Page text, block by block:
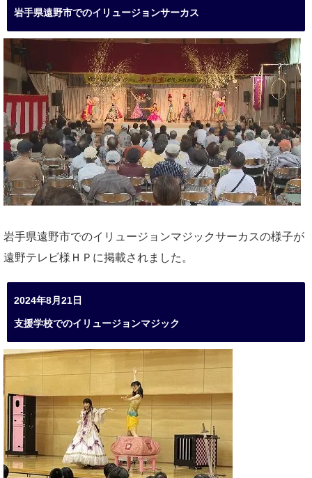
岩手県遠野市でのイリュージョンサーカス
岩手県遠野市でのイリュージョンマジックサーカスの様子が
遠野テレビ様ＨＰに掲載されました。
2024年8月21日
支援学校でのイリュージョンマジック